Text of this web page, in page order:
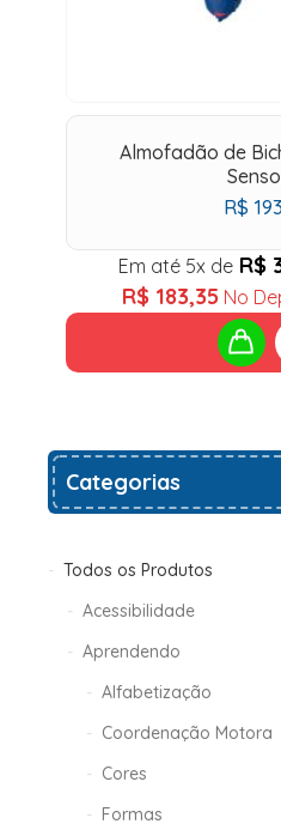
Almofadão de
R$
Em até 5x de R$
R$ 183,35 No
Categorias
Todos os Produtos
Acessibilidade
Aprendendo
Alfabetização
Coordenação Motora
Cores
Formas